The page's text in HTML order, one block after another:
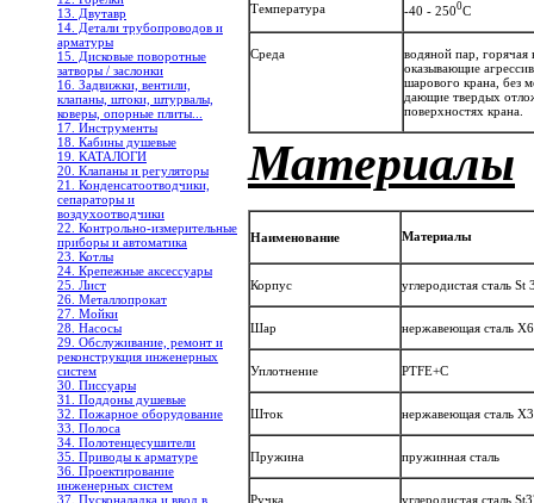
13. Двутавр
14. Детали трубопроводов и
арматуры
15. Дисковые поворотные
затворы / заслонки
16. Задвижки, вентили,
клапаны, штоки, штурвалы,
коверы, опорные плиты...
17. Инструменты
18. Кабины душевые
19. КАТАЛОГИ
20. Клапаны и регуляторы
21. Конденсатоотводчики,
сепараторы и
воздухоотводчики
22. Контрольно-измерительные
приборы и автоматика
23. Котлы
24. Крепежные аксессуары
25. Лист
26. Металлопрокат
27. Мойки
28. Насосы
29. Обслуживание, ремонт и
реконструкция инженерных
систем
30. Писсуары
31. Поддоны душевые
32. Пожарное оборудование
33. Полоса
34. Полотенцесушители
35. Приводы к арматуре
36. Проектирование
инженерных систем
37. Пусконаладка и ввод в
Температура -40 - 2500С
Среда
водяной пар,
оказывающие
шарового крана, без
дающие твердых
поверхностях крана.
Материалы
Наименование Материалы
Корпус углеродистая сталь St
Шар нержавеющая сталь
Уплотнение PTFE+C
Шток нержавеющая сталь
Пружина пружинная сталь
Ручка углеродистая сталь